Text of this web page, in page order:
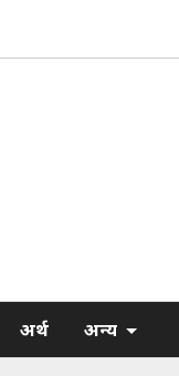
अर्थ अन्य